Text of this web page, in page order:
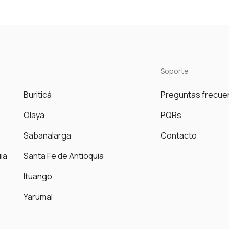
Buriticá
Olaya
Sabanalarga
Santa Fe de Antioquia
Ituango
Yarumal
Soporte
Preguntas
PQRs
Contacto